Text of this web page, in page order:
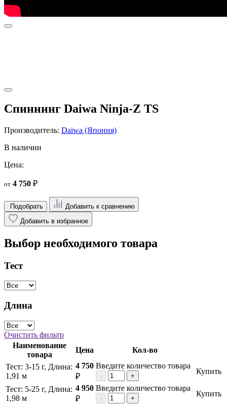
Спиннинг Daiwa Ninja-Z TS
Производитель: Daiwa (Япония)
В наличии
Цена:
от 4 750 ₽
Подобрать
Добавить к сравнению
Добавить в избранное
Выбор необходимого товара
Тест
Длина
Очистить фильтр
Наименование
товара
Цена
Кол-во
Тест: 3-15 г, Длина:
1,91 м
4 750
₽
Введите количество товара
- +
Купить
Тест: 5-25 г, Длина:
1,98 м
4 950
₽
Введите количество товара
- +
Купить